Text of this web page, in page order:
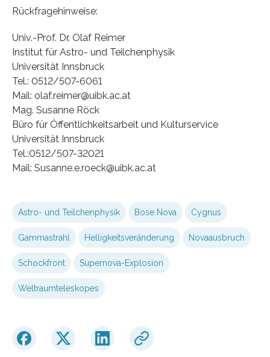
Rückfragehinweise:
Univ.-Prof. Dr. Olaf Reimer
Institut für Astro- und Teilchenphysik
Universität Innsbruck
Tel.: 0512/507-6061
Mail: olaf.reimer@uibk.ac.at
Mag. Susanne Röck
Büro für Öffentlichkeitsarbeit und Kulturservice
Universität Innsbruck
Tel.:0512/507-32021
Mail: Susanne.e.roeck@uibk.ac.at
Astro- und Teilchenphysik Bose Nova Cygnus
Gammastrahl Helligkeitsveränderung Novaausbruch
Schockfront Supernova-Explosion
Weltraumteleskopes